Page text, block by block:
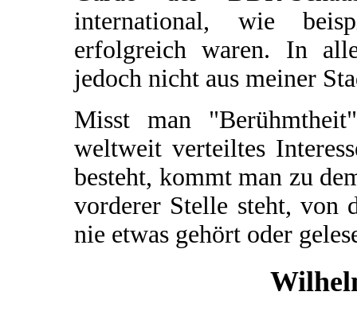
international, wie
erfolgreich waren. In
jedoch nicht aus meiner
Misst man
weltweit verteiltes
besteht, kommt man zu
vorderer Stelle steht, von
nie etwas gehört oder